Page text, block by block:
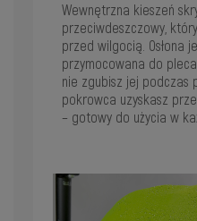
Wewnętrzna kieszeń
przeciwdeszczowy,
przed wilgocią. Osłona
przymocowana do
nie zgubisz jej podczas
pokrowca uzyskasz
– gotowy do użycia w